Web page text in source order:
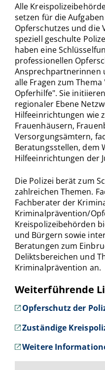
Alle
setzen für die
Opferschutzes und die
speziell geschulte
haben eine
professionellen
Ansprechpartnerinnen
alle Fragen zum
Opferhilfe". Sie
regionaler Ebene
Hilfeeinrichtungen wie
Frauenhäusern,
Versorgungsämtern,
Beratungsstellen, dem
Hilfeeinrichtungen der
Die Polizei berät zum
zahlreichen Themen.
Fachberater der
Kriminalprävention/
Kreispolizeibehörden
und Bürgern sowie
Beratungen zum
Deliktsbereichen und
Kriminalprävention an.
Weiterführende
Opferschutz der
Zuständige
Weitere